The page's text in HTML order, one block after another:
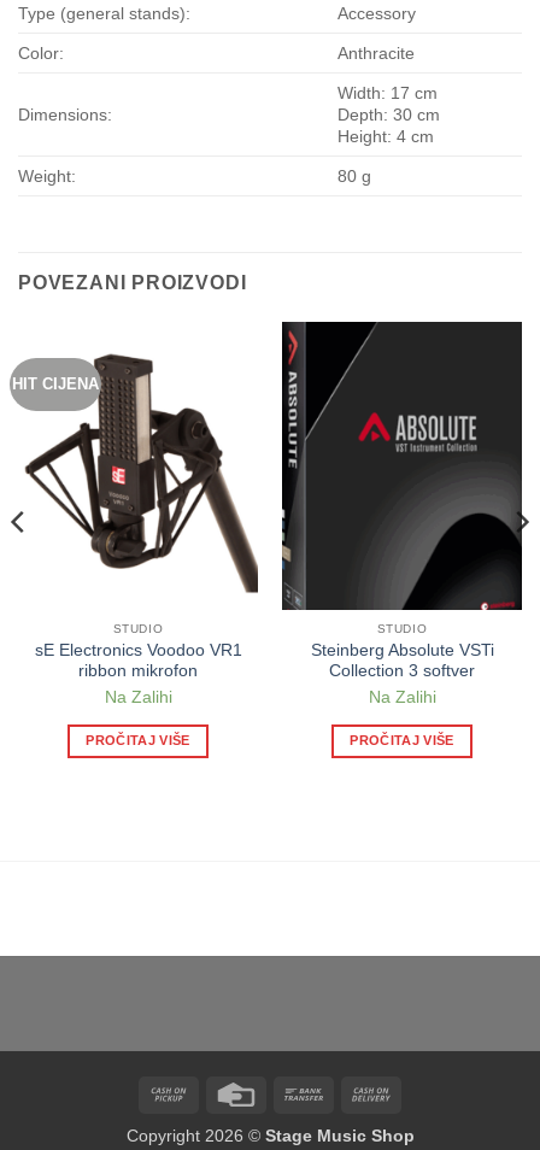
Type (general stands): Accessory
Color: Anthracite
Dimensions:
Width: 17 cm
Depth: 30 cm
Height: 4 cm
Weight: 80 g
POVEZANI PROIZVODI
HIT CIJENA
STUDIO
sE Electronics Voodoo VR1
ribbon mikrofon
Na Zalihi
PROČITAJ VIŠE
STUDIO
Steinberg Absolute VSTi
Collection 3 softver
Na Zalihi
PROČITAJ VIŠE
Cash
Credit
Bank
Copyright 2026 © Stage Music Shop